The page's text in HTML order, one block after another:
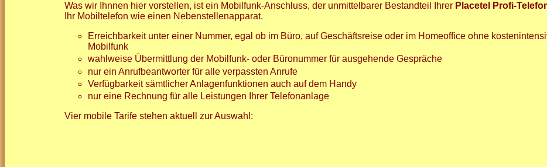
Was wir Ihnnen hier vorstellen, ist ein Mobilfunk-Anschluss, der unmittelbarer Bestandteil Ihrer Placetel Profi-
Ihr Mobiltelefon wie einen Nebenstellenapparat.
Erreichbarkeit unter einer Nummer, egal ob im Büro, auf Geschäftsreise oder im Homeoffice ohne
Mobilfunk
wahlweise Übermittlung der Mobilfunk- oder Büronummer für ausgehende Gespräche
nur ein Anrufbeantworter für alle verpassten Anrufe
Verfügbarkeit sämtlicher Anlagenfunktionen auch auf dem Handy
nur eine Rechnung für alle Leistungen Ihrer Telefonanlage
Vier mobile Tarife stehen aktuell zur Auswahl: